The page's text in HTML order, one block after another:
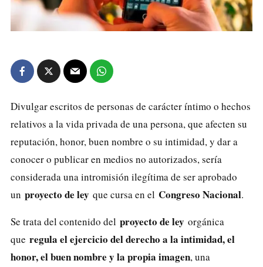
Divulgar escritos de personas de carácter íntimo o hechos
relativos a la vida privada de una persona, que afecten su
reputación, honor, buen nombre o su intimidad, y dar a
conocer o publicar en medios no autorizados, sería
considerada una intromisión ilegítima de ser aprobado
un proyecto de ley que cursa en el Congreso Nacional.
Se trata del contenido del proyecto de ley orgánica
que regula el ejercicio del derecho a la intimidad, el
honor, el buen nombre y la propia imagen, una